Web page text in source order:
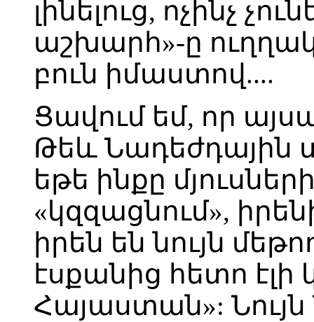
լինելուց, ոչինչ
աշխարհ»-ը
բուն իմաստով....
Ցավում եմ, որ
Թեև Նադեժդային
եթե ինքը
«կզզացնում»,
իրեն են նույն
էսքանից հետո էլի
Հայաստան»: